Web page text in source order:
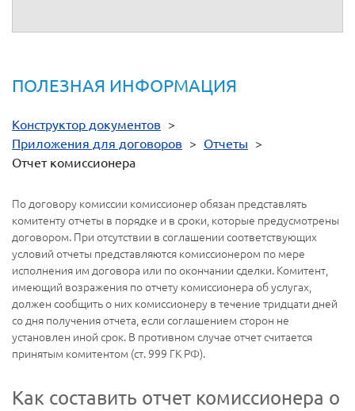
ПОЛЕЗНАЯ ИНФОРМАЦИЯ
Конструктор документов >
Приложения для договоров > Отчеты >
Отчет комиссионера
По договору комиссии комиссионер обязан представлять
комитенту отчеты в порядке и в сроки, которые предусмотрены
договором. При отсутствии в соглашении соответствующих
условий отчеты представляются комиссионером по мере
исполнения им договора или по окончании сделки. Комитент,
имеющий возражения по отчету комиссионера об услугах,
должен сообщить о них комиссионеру в течение тридцати дней
со дня получения отчета, если соглашением сторон не
установлен иной срок. В противном случае отчет считается
принятым комитентом (ст. 999 ГК РФ).
Как составить отчет комиссионера о